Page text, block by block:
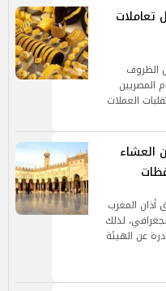
تعاملات
الظروف
المصريين
العملات
العشاء
أذان المغرب
لذلك
عن الهيئة